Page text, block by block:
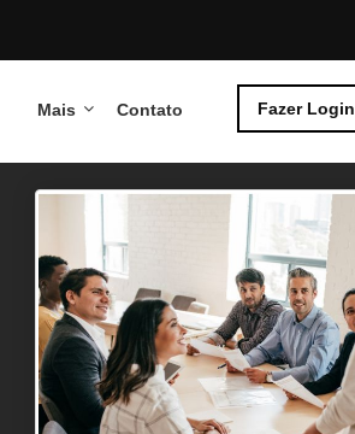
Mais Contato Fazer Login